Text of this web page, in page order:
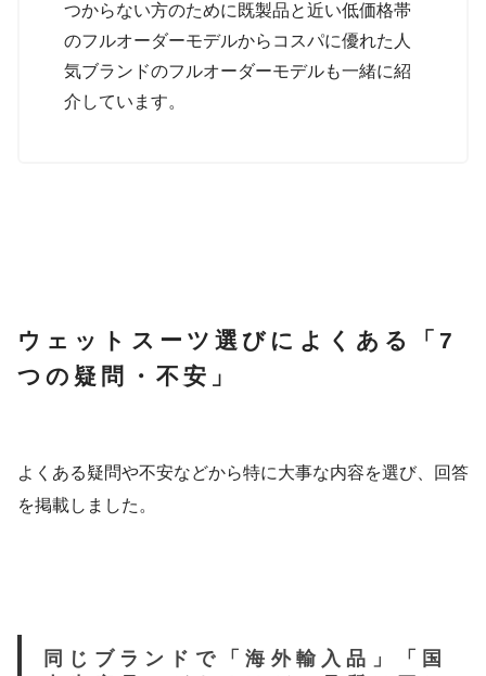
つからない方のために既製品と近い低価格帯
のフルオーダーモデルからコスパに優れた人
気ブランドのフルオーダーモデルも一緒に紹
介しています。
ウェットスーツ選びによくある「7
つの疑問・不安」
よくある疑問や不安などから特に大事な内容を選び、回答
を掲載しました。
同じブランドで「海外輸入品」「国